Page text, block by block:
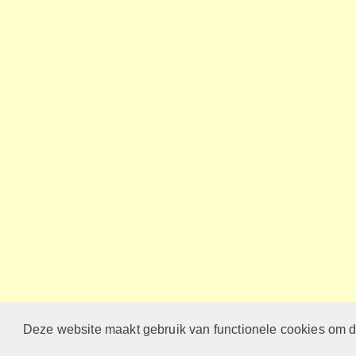
Deze website maakt gebruik van functionele cookies